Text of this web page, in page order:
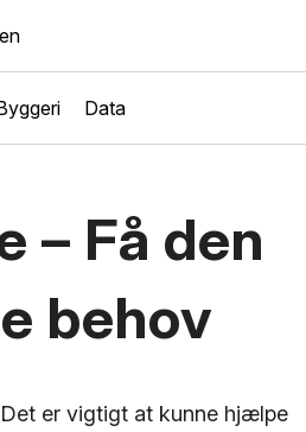
Data
– Få den
behov
er vigtigt at kunne hjælpe